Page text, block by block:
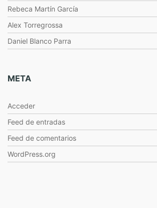
Rebeca Martín García
Alex Torregrossa
Daniel Blanco Parra
META
Acceder
Feed de entradas
Feed de comentarios
WordPress.org